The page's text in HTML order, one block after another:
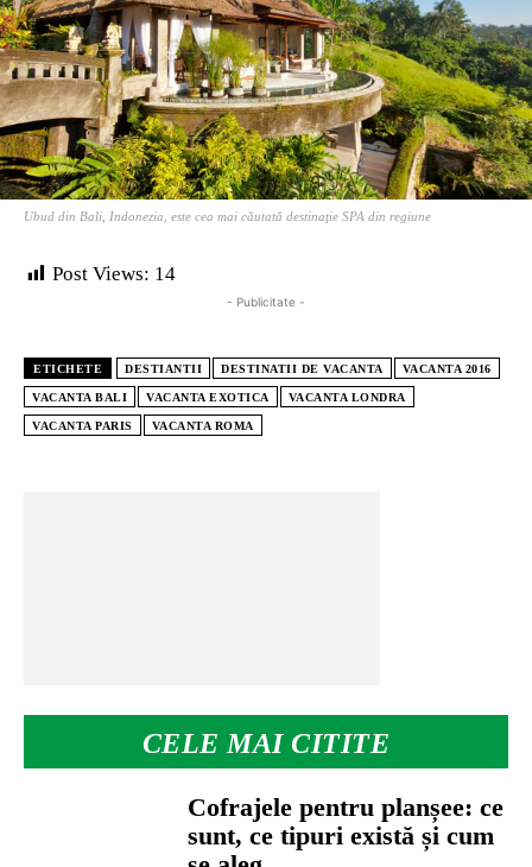
CELE MAI CITITE
Cofrajele pentru planșee: ce
sunt, ce tipuri există și cum
Ubud din Bali, Indonezia, este cea mai căutată destinaţie SPA din regiune
Post Views: 14
- Publicitate -
ETICHETE DESTIANTII DESTINATII DE VACANTA VACANTA 2016
VACANTA BALI VACANTA EXOTICA VACANTA LONDRA
VACANTA PARIS VACANTA ROMA